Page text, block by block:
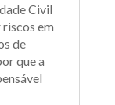
Civil
em
de
que a